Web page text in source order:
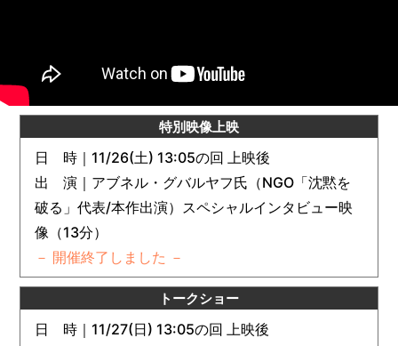
特別映像上映
日 時｜11/26(土) 13:05の回 上映後
出 演｜アブネル・グバルヤフ氏（NGO「沈黙を
破る」代表/本作出演）スペシャルインタビュー映
像（13分）
－ 開催終了しました －
トークショー
日 時｜11/27(日) 13:05の回 上映後